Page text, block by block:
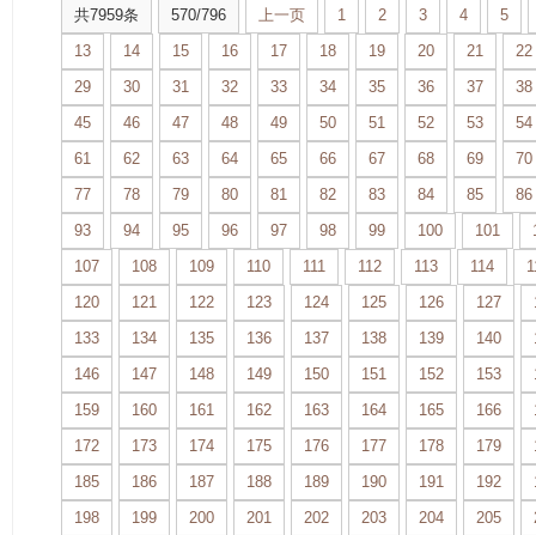
共7959条 570/796 上一页 1 2 3 4
5
13
14 15 16 17 18 19 20 21
22
29
30 31 32 33 34 35 36 37
38
45
46 47 48 49 50 51 52 53
54
61
62 63 64 65 66 67 68 69
70
77
78 79 80 81 82 83 84 85
86
93
94 95 96 97 98 99 100 101
107
108 109 110 111 112 113 114
120
121 122 123 124 125 126 127
133
134 135 136 137 138 139 140
146
147 148 149 150 151 152 153
159
160 161 162 163 164 165 166
172
173 174 175 176 177 178 179
185
186 187 188 189 190 191 192
198
199 200 201 202 203 204 205